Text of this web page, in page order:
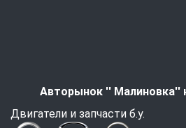
Авторынок '' Малиновка''
Двигатели и запчасти б.у.